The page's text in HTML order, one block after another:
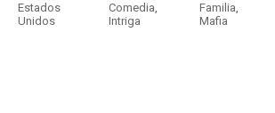
Estados
Unidos
Comedia,
Intriga
Familia,
Mafia